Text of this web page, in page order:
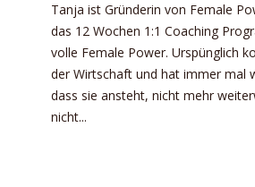
Tanja ist Gründerin von Female
das 12 Wochen 1:1 Coaching
volle Female Power. Urspünglich
der Wirtschaft und hat immer mal
dass sie ansteht, nicht mehr
nicht...